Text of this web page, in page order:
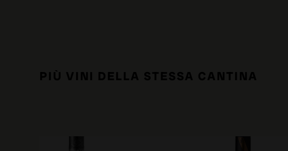
PIÙ VINI DELLA STESSA CANTINA